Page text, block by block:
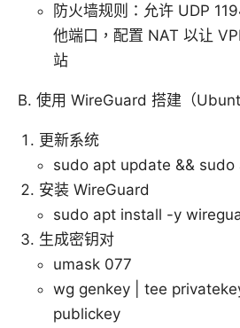
防火墙规则：允许 UDP
他端口，配置 NAT 以让
站
B. 使用 WireGuard 搭建（
更新系统
sudo apt update &&
安装 WireGuard
sudo apt install -y
生成密钥对
umask 077
wg genkey | tee
publickey